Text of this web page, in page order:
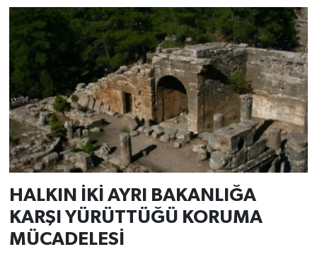
HALKIN İKİ AYRI BAKANLIĞA
KARŞI YÜRÜTTÜĞÜ KORUMA
MÜCADELESİ